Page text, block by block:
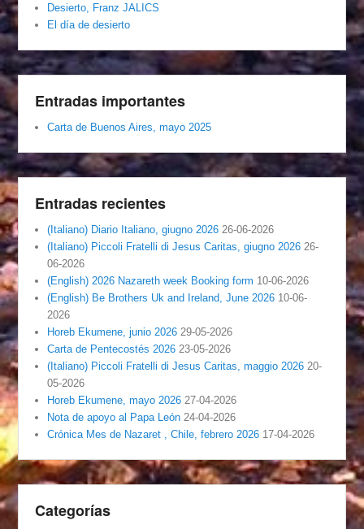
Desierto, Franz JALICS
El día de desierto
Entradas importantes
Carta de Buenos Aires, mayo 2025
Entradas recientes
(Italiano) Diario Italiano, giugno 2026 26-06-2026
(Italiano) Piccoli Fratelli di Jesus Caritas, giugno 2026 26-
06-2026
(English) 2026 Nazareth week Booking form 10-06-2026
(English) Be Brothers Uk and Ireland, June 2026 10-06-
2026
Horeb Ekumene, junio 2026 29-05-2026
Carta de Pentecostés 2026 23-05-2026
(Italiano) Piccoli Fratelli di Jesus Caritas, maggio 2026 20-
05-2026
Horeb Ekumene, mayo 2026 27-04-2026
Nota de apoyo al Papa León 24-04-2026
Crónica Mes de Nazaret , Chile, febrero 2026 17-04-2026
Categorías